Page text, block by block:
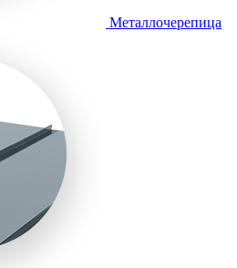
Металлочерепица